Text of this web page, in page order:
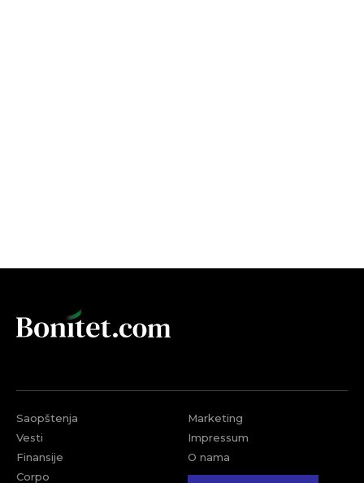
Saopštenja
Vesti
Finansije
Corpo
Marketing
Impressum
O nama